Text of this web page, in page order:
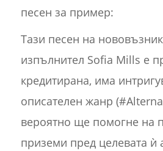
песен за пример:
Тази песен на
изпълнител Sofia Mills е
кредитирана, има
описателен жанр
вероятно ще помогне на
приземи пред целевата ѝ